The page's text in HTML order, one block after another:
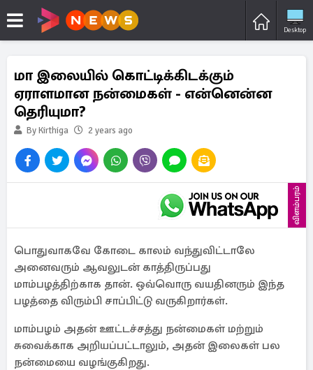
Desktop
மா இலையில் கொட்டிக்கிடக்கும்
ஏராளமான நன்மைகள் - என்னென்ன
தெரியுமா?
By Kirthiga 2 years ago
விளம்பரம்
பொதுவாகவே கோடை காலம் வந்துவிட்டாலே
அனைவரும் ஆவலுடன் காத்திருப்பது
மாம்பழத்திற்காக தான். ஒவ்வொரு வயதினரும் இந்த
பழத்தை விரும்பி சாப்பிட்டு வருகிறார்கள்.
மாம்பழம் அதன் ஊட்டச்சத்து நன்மைகள் மற்றும்
சுவைக்காக அறியப்பட்டாலும், அதன் இலைகள் பல
நன்மையை வழங்குகிறது.